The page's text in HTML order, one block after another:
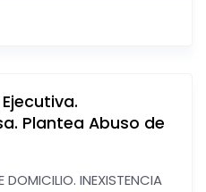
Plantea Abuso de
DOMICILIO. INEXISTENCIA